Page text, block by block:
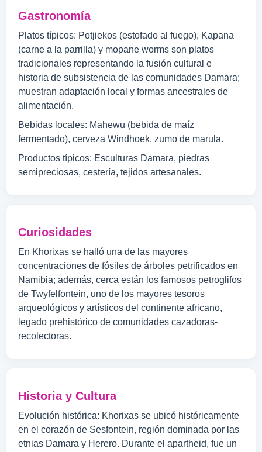
Gastronomía
Platos típicos: Potjiekos (estofado al fuego), Kapana
(carne a la parrilla) y mopane worms son platos
tradicionales representando la fusión cultural e
historia de subsistencia de las comunidades Damara;
muestran adaptación local y formas ancestrales de
alimentación.
Bebidas locales: Mahewu (bebida de maíz
fermentado), cerveza Windhoek, zumo de marula.
Productos típicos: Esculturas Damara, piedras
semipreciosas, cestería, tejidos artesanales.
Curiosidades
En Khorixas se halló una de las mayores
concentraciones de fósiles de árboles petrificados en
Namibia; además, cerca están los famosos petroglifos
de Twyfelfontein, uno de los mayores tesoros
arqueológicos y artísticos del continente africano,
legado prehistórico de comunidades cazadoras-
recolectoras.
Historia y Cultura
Evolución histórica: Khorixas se ubicó históricamente
en el corazón de Sesfontein, región dominada por las
etnias Damara y Herero. Durante el apartheid, fue un